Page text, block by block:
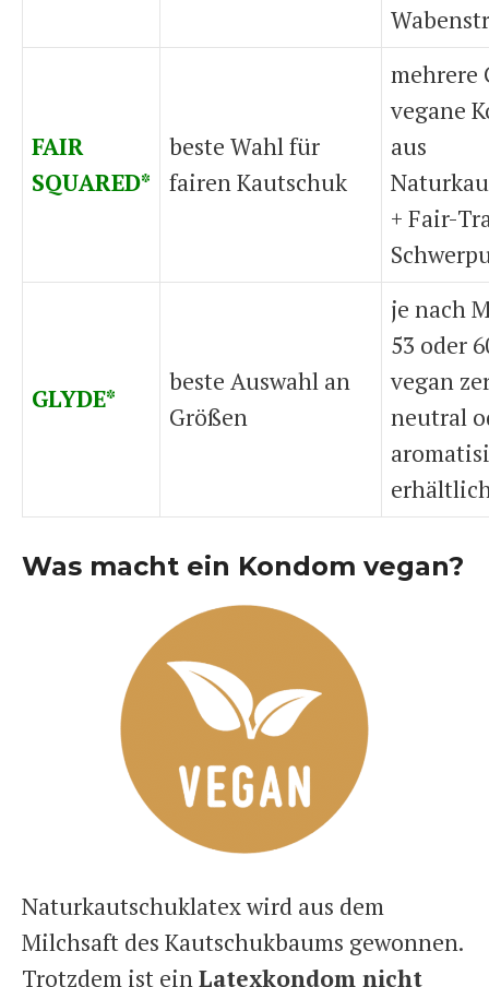
FAIR
SQUARED*
beste Wahl für
fairen Kautschuk
mehrere
vegane
aus
+ Fair-
GLYDE*
beste Auswahl an
Größen
je nach
53 oder
vegan
neutral
Was macht ein Kondom vegan?
Naturkautschuklatex wird aus dem
Milchsaft des Kautschukbaums gewonnen.
Trotzdem ist einLatexkondom nicht